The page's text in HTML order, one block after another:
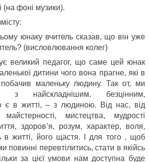
(на фоні музики).
юнаку вчитель сказав, що він уже
(висловлювання колег)
великий педагог, що саме цей юнак
дитини чого вона прагне, які в
побачив маленьку людину. Так от, ми
з найскладнішим, безцінним,
є в житті, – з людиною. Від нас, від
мистецтва, мудрості
здоров’я, розум, характер, воля,
в житті, його щастя. І для того , щоб
повинні перевтілитись, стати в якійсь
за цієї умови нам доступна буде